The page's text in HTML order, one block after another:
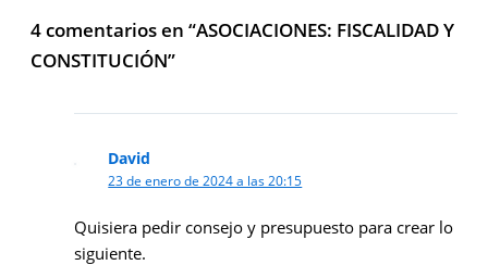
4 comentarios en “ASOCIACIONES: FISCALIDAD Y
CONSTITUCIÓN”
David
23 de enero de 2024 a las 20:15
Quisiera pedir consejo y presupuesto para crear lo
siguiente.